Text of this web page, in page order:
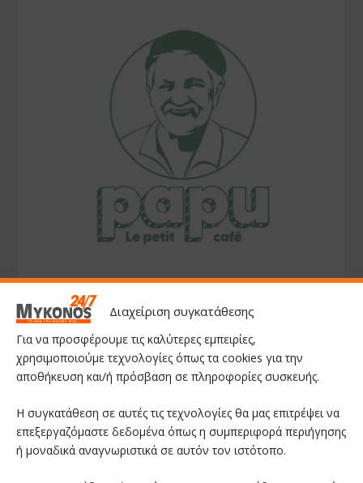
Διαχείριση συγκατάθεσης
Για να προσφέρουμε τις καλύτερες εμπειρίες,
χρησιμοποιούμε τεχνολογίες όπως τα cookies για την
αποθήκευση και/ή πρόσβαση σε πληροφορίες συσκευής.
Η συγκατάθεση σε αυτές τις τεχνολογίες θα μας επιτρέψει να
επεξεργαζόμαστε δεδομένα όπως η συμπεριφορά περιήγησης
ή μοναδικά αναγνωριστικά σε αυτόν τον ιστότοπο.